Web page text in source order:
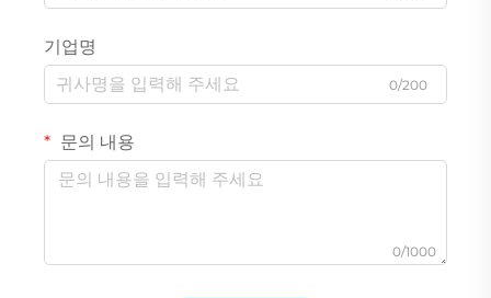
기업명
0/200
문의 내용
0/1000